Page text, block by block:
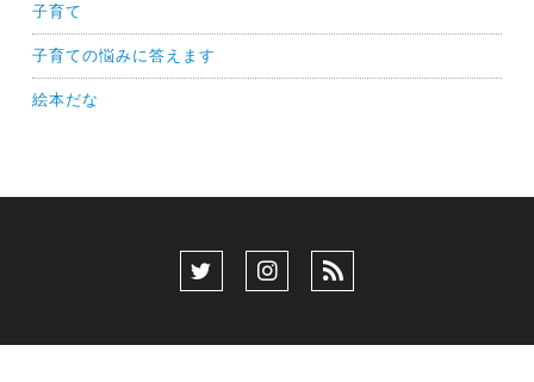
子育て
子育ての悩みに答えます
絵本だな